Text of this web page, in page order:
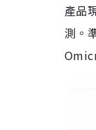
產品
測。